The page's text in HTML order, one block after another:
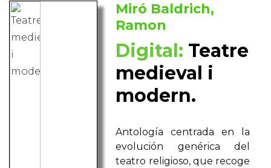
Miró Baldrich,
Ramon
Digital: Teatre
medieval i
modern.
Antología centrada en la
evolución genérica del
teatro religioso, que recoge